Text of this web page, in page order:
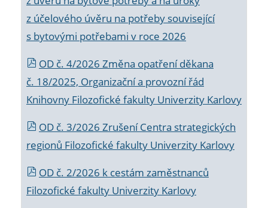
z účelového úvěru na potřeby související
s bytovými potřebami v roce 2026
OD č. 4/2026 Změna opatření děkana
č. 18/2025, Organizační a provozní řád
Knihovny Filozofické fakulty Univerzity Karlovy
OD č. 3/2026 Zrušení Centra strategických
regionů Filozofické fakulty Univerzity Karlovy
OD č. 2/2026 k cestám zaměstnanců
Filozofické fakulty Univerzity Karlovy